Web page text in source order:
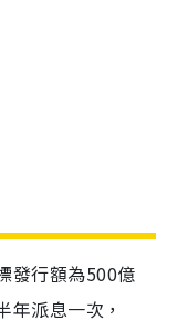
發行額為500億
派息一次，